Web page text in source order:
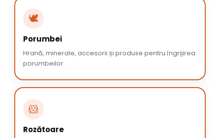
🕊️
Porumbei
Hrană, minerale, accesorii și produse pentru îngrijirea
porumbeilor.
🐹
Rozătoare